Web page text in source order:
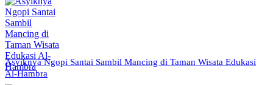
Asyiknya Ngopi Santai Sambil Mancing di Taman Wisata Edukasi
Al-Hambra